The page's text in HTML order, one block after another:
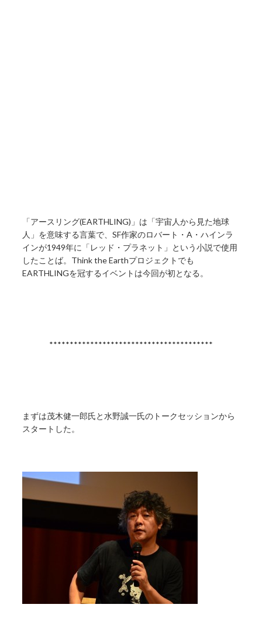
「アースリング(EARTHLING)」は「宇宙人から見た地球
人」を意味する言葉で、SF作家のロバート・A・ハインラ
インが1949年に「レッド・プラネット」という小説で使用
したことば。Think the Earthプロジェクトでも
EARTHLINGを冠するイベントは今回が初となる。
****************************************
まずは茂木健一郎氏と水野誠一氏のトークセッションから
スタートした。